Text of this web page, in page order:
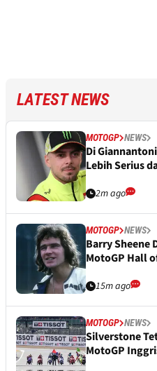
LATEST NEWS
MOTOGP NEWS
Di
Lebih Serius
2m ago
MOTOGP NEWS
Barry Sheene
MotoGP Hall
15m ago
MOTOGP NEWS
Silverstone
MotoGP